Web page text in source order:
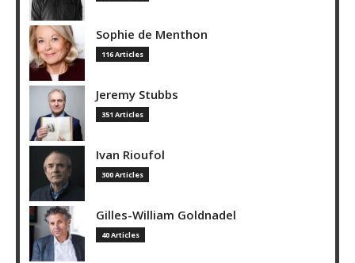
Sophie de Menthon
116 Articles
Jeremy Stubbs
351 Articles
Ivan Rioufol
300 Articles
Gilles-William Goldnadel
40 Articles